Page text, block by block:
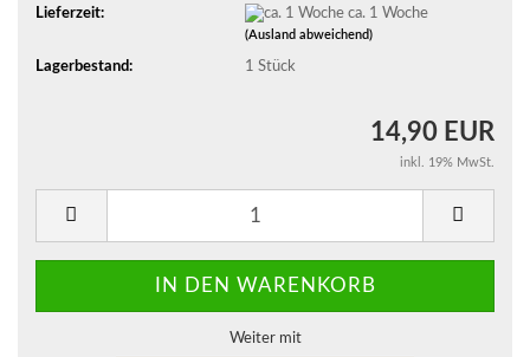
Lieferzeit: ca. 1 Woche
(Ausland abweichend)
Lagerbestand: 1 Stück
14,90 EUR
inkl. 19% MwSt.
Weiter mit